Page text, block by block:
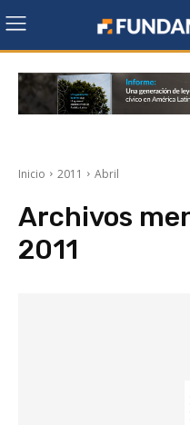
Inicio 2011 Abril
Archivos
2011